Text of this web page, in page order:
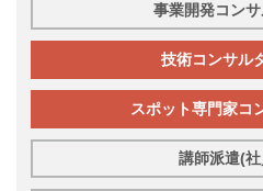
事業開発コン
技術コンサル
スポット専門家コ
講師派遣(